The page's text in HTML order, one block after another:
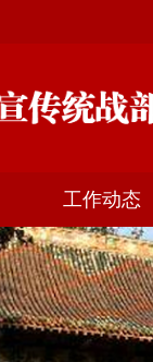
工作动态